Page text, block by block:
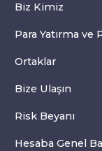
Biz Kimiz
Para Yatırma ve
Ortaklar
Bize Ulaşın
Risk Beyanı
Hesaba Genel